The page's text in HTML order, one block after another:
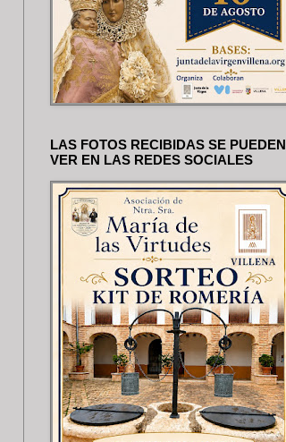
LAS FOTOS RECIBIDAS SE PUEDEN
VER EN LAS REDES SOCIALES